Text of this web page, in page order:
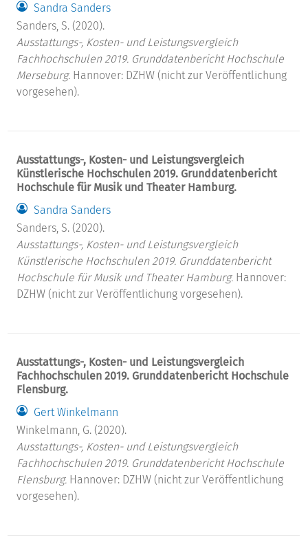
Sandra Sanders
Sanders, S. (2020).
Ausstattungs-, Kosten- und Leistungsvergleich
Fachhochschulen 2019. Grunddatenbericht Hochschule
Merseburg. Hannover: DZHW (nicht zur Veröffentlichung
vorgesehen).
Ausstattungs-, Kosten- und Leistungsvergleich
Künstlerische Hochschulen 2019. Grunddatenbericht
Hochschule für Musik und Theater Hamburg.
Sandra Sanders
Sanders, S. (2020).
Ausstattungs-, Kosten- und Leistungsvergleich
Künstlerische Hochschulen 2019. Grunddatenbericht
Hochschule für Musik und Theater Hamburg. Hannover:
DZHW (nicht zur Veröffentlichung vorgesehen).
Ausstattungs-, Kosten- und Leistungsvergleich
Fachhochschulen 2019. Grunddatenbericht Hochschule
Flensburg.
Gert Winkelmann
Winkelmann, G. (2020).
Ausstattungs-, Kosten- und Leistungsvergleich
Fachhochschulen 2019. Grunddatenbericht Hochschule
Flensburg. Hannover: DZHW (nicht zur Veröffentlichung
vorgesehen).